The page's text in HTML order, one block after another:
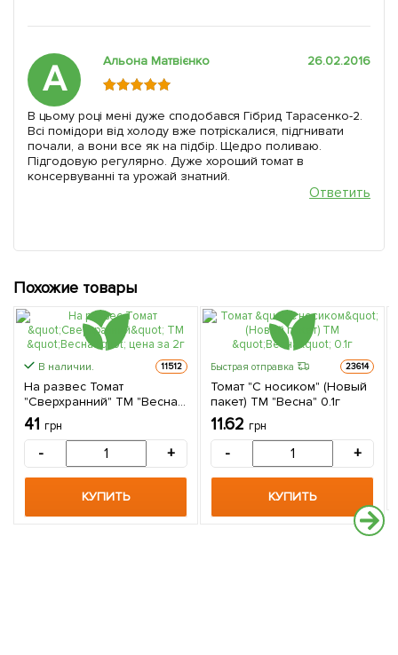
А Альона Матвієнко 26.02.2016
В цьому році мені дуже сподобався Гібрид Тарасенко-2.
Всі помідори від холоду вже потріскалися, підгнивати
почали, а вони все як на підбір. Щедро поливаю.
Підгодовую регулярно. Дуже хороший томат в
консервуванні та урожай знатний.
Ответить
Похожие товары
В наличии. 11512
На развес Томат
"Сверхранний" ТМ "Весна"
цена за 2г
41 грн
- +
КУПИТЬ
Быстрая отправка 23614
Томат "С носиком" (Новый
пакет) ТМ "Весна" 0.1г
11.62 грн
- +
КУПИТЬ